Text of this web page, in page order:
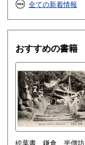
全ての新着情報
おすすめの書籍
絵葉書 鎌倉 半僧坊